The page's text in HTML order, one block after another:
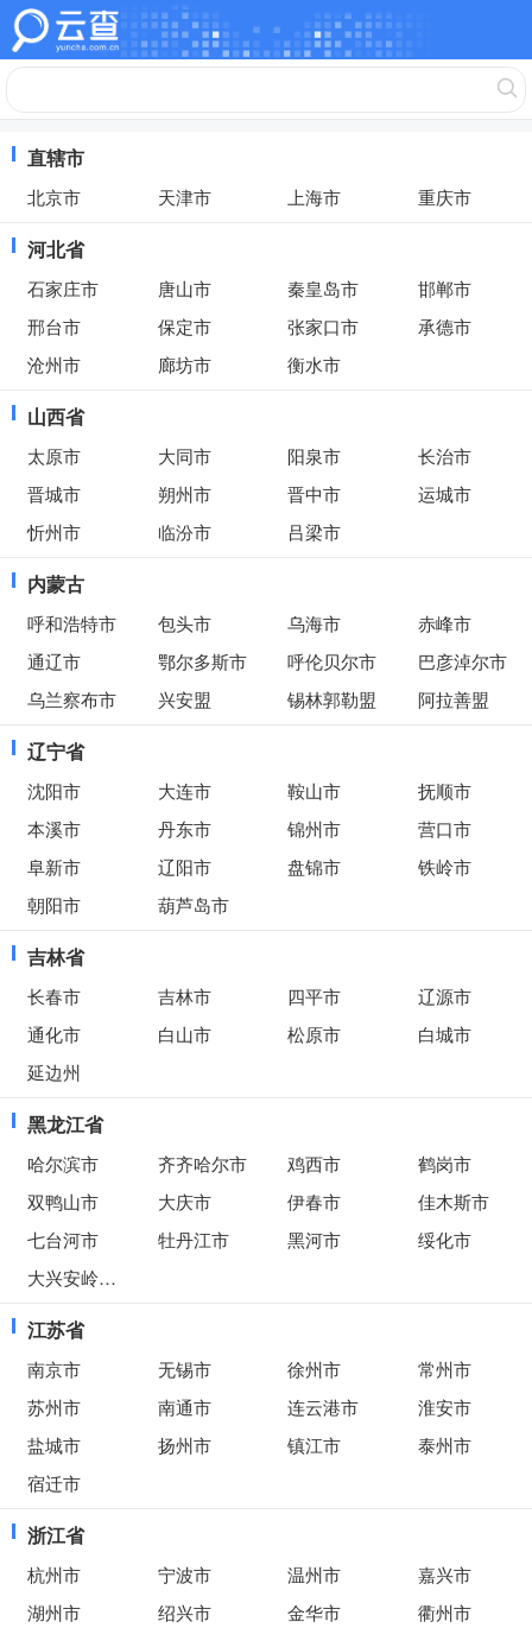
直辖市
北京市 天津市 上海市 重庆市
河北省
石家庄市 唐山市 秦皇岛市
邯郸市
邢台市
保定市 张家口市
承德市
沧州市
廊坊市 衡水市
山西省
太原市 大同市 阳泉市
长治市
晋城市
朔州市 晋中市
运城市
忻州市
临汾市 吕梁市
内蒙古
呼和浩特市 包头市 乌海市
赤峰市
通辽市
鄂尔多斯市 呼伦贝尔市
巴彦淖尔市
乌兰察布市
兴安盟 锡林郭勒盟 阿拉善盟
辽宁省
沈阳市 大连市 鞍山市
抚顺市
本溪市
丹东市 锦州市
营口市
阜新市
辽阳市 盘锦市
铁岭市
朝阳市
葫芦岛市
吉林省
长春市 吉林市 四平市
辽源市
通化市
白山市 松原市
白城市
延边州
黑龙江省
哈尔滨市 齐齐哈尔市 鸡西市
鹤岗市
双鸭山市
大庆市 伊春市
佳木斯市
七台河市
牡丹江市 黑河市
绥化市
大兴安岭地区
江苏省
南京市 无锡市 徐州市
常州市
苏州市
南通市 连云港市
淮安市
盐城市
扬州市 镇江市
泰州市
宿迁市
浙江省
杭州市 宁波市 温州市
嘉兴市
湖州市
绍兴市 金华市
衢州市